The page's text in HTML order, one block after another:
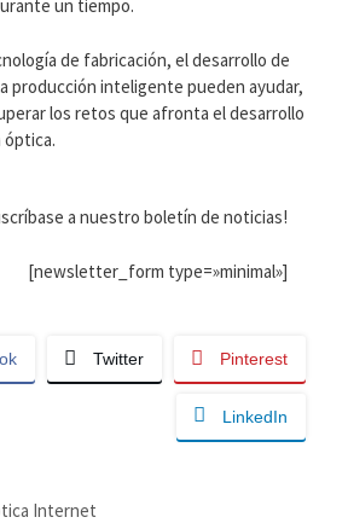
un tiempo.
de fabricación, el desarrollo de
producción inteligente pueden ayudar,
los retos que afronta el desarrollo
óptica.
a nuestro boletín de noticias!
[newsletter_form type=»minimal»]
Twitter Pinterest
LinkedIn
Internet